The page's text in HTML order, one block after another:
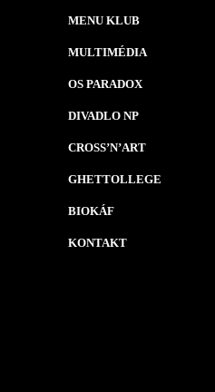
MENU KLUB
MULTIMÉDIA
OS PARADOX
DIVADLO NP
CROSS’N’ART
GHETTOLLEGE
BIOKÁF
KONTAKT